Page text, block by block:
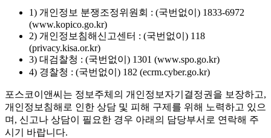
1) 개인정보 분쟁조정위원회 : (국번없이) 1833-6972
(www.kopico.go.kr)
2) 개인정보침해신고센터 : (국번없이) 118
(privacy.kisa.or.kr)
3) 대검찰청 : (국번없이) 1301 (www.spo.go.kr)
4) 경찰청 : (국번없이) 182 (ecrm.cyber.go.kr)
포스코이앤씨는 정보주체의 개인정보자기결정권을 보장하고,
개인정보침해로 인한 상담 및 피해 구제를 위해 노력하고 있으
며, 신고나 상담이 필요한 경우 아래의 담당부서로 연락해 주
시기 바랍니다.